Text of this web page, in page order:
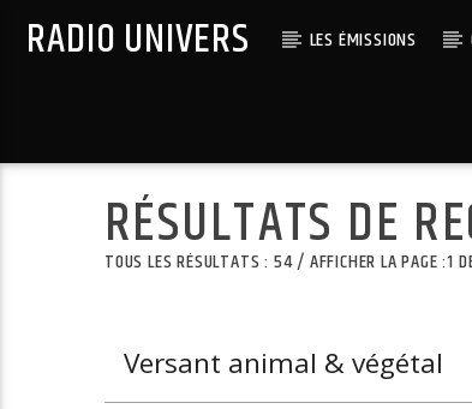
RADIO UNIVERS LES ÉMISSIONS
RÉSULTATS DE
TOUS LES RÉSULTATS : 54 / AFFICHER LA PAGE :1